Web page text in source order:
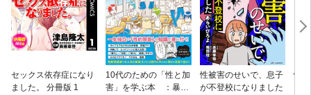
セックス依存症になり
ました。 分冊版 1
10代のための「性と加
害」を学ぶ本 ：暴力
性被害のせいで、息子
が不登校になりました
性
た